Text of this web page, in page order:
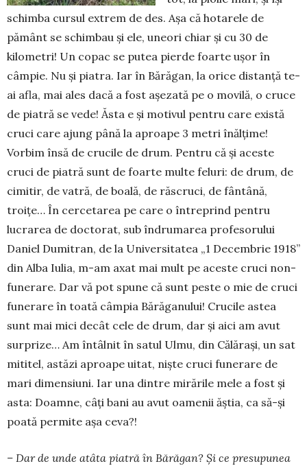
schimba cursul extrem de des. Așa că hotarele de
pământ se schimbau și ele, uneori chiar și cu 30 de
kilometri! Un copac se putea pierde foarte ușor în
câmpie. Nu și piatra. Iar în Bărăgan, la orice distanță te-
ai afla, mai ales dacă a fost așezată pe o movilă, o cruce
de piatră se vede! Ăsta e și motivul pentru care există
cruci care ajung până la aproape 3 metri înălțime!
Vorbim însă de crucile de drum. Pentru că și aceste
cruci de piatră sunt de foarte multe feluri: de drum, de
cimitir, de vatră, de boală, de răscruci, de fântână,
troițe… În cercetarea pe care o întreprind pentru
lucrarea de doctorat, sub îndrumarea profesorului
Daniel Dumitran, de la Universitatea „1 Decembrie 1918”
din Alba Iulia, m-am axat mai mult pe aceste cruci non-
funerare. Dar vă pot spune că sunt peste o mie de cruci
funerare în toată câmpia Bărăganului! Crucile astea
sunt mai mici decât cele de drum, dar și aici am avut
surprize… Am întâlnit în satul Ulmu, din Călărași, un sat
mititel, astăzi aproape uitat, niște cruci funerare de
mari dimensiuni. Iar una dintre mirările mele a fost și
asta: Doamne, câți bani au avut oamenii ăștia, ca să-și
poată permite așa ceva?!
– Dar de unde atâta piatră în Bărăgan? Și ce presupunea